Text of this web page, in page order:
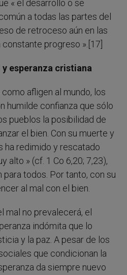
« el desarrollo o se
a todas las partes del
de retroceso aún en las
progreso ».[17]
esperanza cristiana
afligen al mundo, los
humilde confianza que sólo
pueblos la posibilidad de
el bien. Con su muerte y
ha redimido y rescatado
alto » (cf. 1 Co 6,20; 7,23),
todos. Por tanto, con su
al mal con el bien.
mal no prevalecerá, el
indómita que lo
y la paz. A pesar de los
que condicionan la
da siempre nuevo